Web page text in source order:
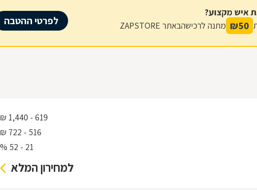
בקשר של חג שמח וכדומה מאחר שבאמת אדם נדיר
הכל מהלב והנשמה, לכל שאלה אשמח לעזור,
איש מקצוע?
50
₪ מתנה לרכישהבאתר ZAPSTORE לפרטי ההטבה
619 - 1,440 ₪
516 - 722 ₪
21 - 52 %
למחירון המלא